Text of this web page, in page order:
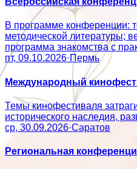
В программе конференции:
методической литературы;
программа знакомства с
пт, 09.10.2026·Пермь
Международный
Темы кинофестиваля
исторического наследия,
ср, 30.09.2026·Саратов
Региональная